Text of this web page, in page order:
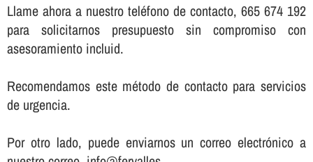
Llame ahora a nuestro teléfono de contacto, 665 674 192
para solicitarnos presupuesto sin compromiso con
asesoramiento incluid.
Recomendamos este método de contacto para servicios
de urgencia.
Por otro lado, puede enviarnos un correo electrónico a